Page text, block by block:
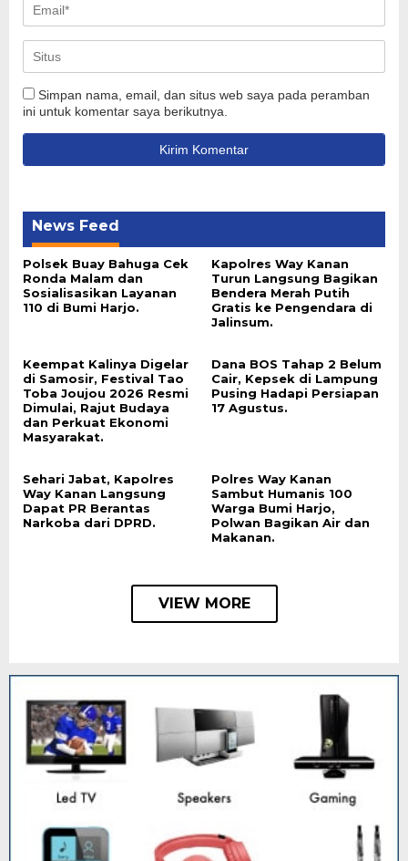
Simpan nama, email, dan situs web saya pada peramban
ini untuk komentar saya berikutnya.
News Feed
Polsek Buay Bahuga Cek
Ronda Malam dan
Sosialisasikan Layanan
110 di Bumi Harjo.
Kapolres Way Kanan
Turun Langsung Bagikan
Bendera Merah Putih
Gratis ke Pengendara di
Jalinsum.
Keempat Kalinya Digelar
di Samosir, Festival Tao
Toba Joujou 2026 Resmi
Dimulai, Rajut Budaya
dan Perkuat Ekonomi
Masyarakat.
Dana BOS Tahap 2 Belum
Cair, Kepsek di Lampung
Pusing Hadapi Persiapan
17 Agustus.
Sehari Jabat, Kapolres
Way Kanan Langsung
Dapat PR Berantas
Narkoba dari DPRD.
Polres Way Kanan
Sambut Humanis 100
Warga Bumi Harjo,
Polwan Bagikan Air dan
Makanan.
VIEW MORE